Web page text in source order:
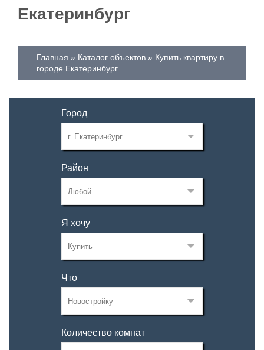
Екатеринбург
Главная Каталог объектов
Купить квартиру в
городе Екатеринбург
Город
Район
Я хочу
Что
Количество комнат